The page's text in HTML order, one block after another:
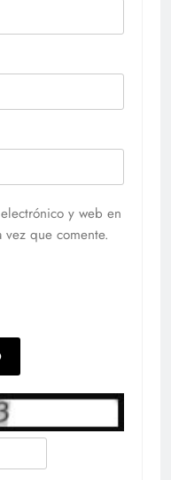
y web en
vez que comente.